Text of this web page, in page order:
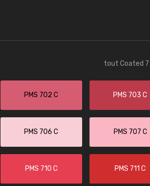
tout Coated 7
PMS 702 C PMS 703 C
PMS 706 C PMS 707 C
PMS 710 C PMS 711 C